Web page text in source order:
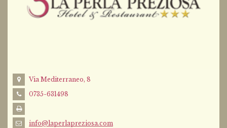
Via Mediterraneo, 8
0735-631498
info@laperlapreziosa.com